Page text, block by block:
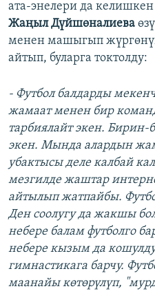
ата-энелери да
Жаңыл Дүйшөналиева
менен машыгып
айтып, буларга токтолду:
- Футбол балдарды
жамаат менен бир
тарбиялайт экен.
экен. Мында алардын
убактысы деле калбай
мезгилде жаштар
айтылып жатпайбы.
Ден соолугу да жакшы
небере балам футболго
небере кызым да
гимнастикага барчу.
маанайы көтөрүлүп,